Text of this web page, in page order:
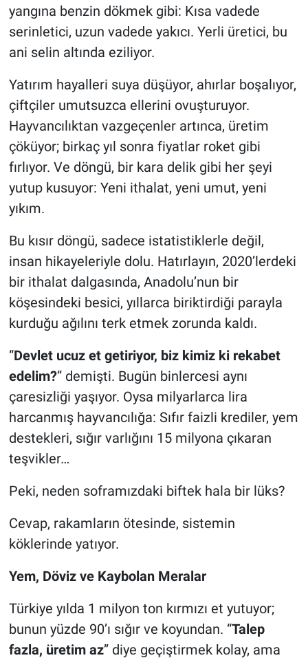
yangına benzin dökmek gibi: Kısa vadede
serinletici, uzun vadede yakıcı. Yerli üretici, bu
ani selin altında eziliyor.
Yatırım hayalleri suya düşüyor, ahırlar boşalıyor,
çiftçiler umutsuzca ellerini ovuşturuyor.
Hayvancılıktan vazgeçenler artınca, üretim
çöküyor; birkaç yıl sonra fiyatlar roket gibi
fırlıyor. Ve döngü, bir kara delik gibi her şeyi
yutup kusuyor: Yeni ithalat, yeni umut, yeni
yıkım.
Bu kısır döngü, sadece istatistiklerle değil,
insan hikayeleriyle dolu. Hatırlayın, 2020’lerdeki
bir ithalat dalgasında, Anadolu’nun bir
köşesindeki besici, yıllarca biriktirdiği parayla
kurduğu ağılını terk etmek zorunda kaldı.
“Devlet ucuz et getiriyor, biz kimiz ki rekabet
edelim?” demişti. Bugün binlercesi aynı
çaresizliği yaşıyor. Oysa milyarlarca lira
harcanmış hayvancılığa: Sıfır faizli krediler, yem
destekleri, sığır varlığını 15 milyona çıkaran
teşvikler…
Peki, neden soframızdaki biftek hala bir lüks?
Cevap, rakamların ötesinde, sistemin
köklerinde yatıyor.
Yem, Döviz ve Kaybolan Meralar
Türkiye yılda 1 milyon ton kırmızı et yutuyor;
bunun yüzde 90’ı sığır ve koyundan. “Talep
fazla, üretim az” diye geçiştirmek kolay, ama